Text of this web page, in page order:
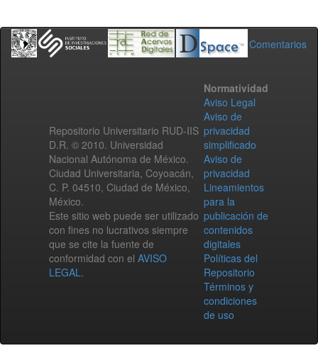
Comentarios
Repositorio Universitario RUD-IIS
D.R. © 2010. Universidad
Nacional Autónoma de México.
Ciudad Universitaria, Coyoacán,
C. P. 04510, Ciudad de México,
México.
Este sitio web puede ser utilizado
con fines no lucrativos siempre
que se cite la fuente de
conformidad con el AVISO
LEGAL.
Normatividad
Aviso Legal
Aviso de
privacidad
simplificado
Aviso de
privacidad
Lineamientos
para la
publicación de
contenidos
digitales
Políticas del
Repositorio
Términos y
condiciones
de uso